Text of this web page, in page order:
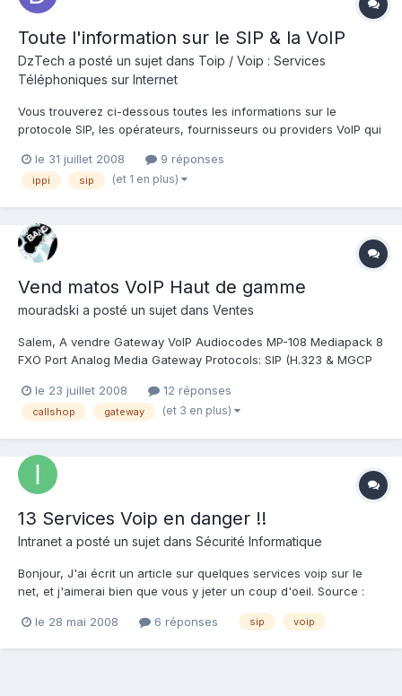
Toute l'information sur le SIP & la VoIP
DzTech a posté un sujet dans Toip / Voip : Services
Téléphoniques sur Internet
Vous trouverez ci-dessous toutes les informations sur le
protocole SIP, les opérateurs, fournisseurs ou providers VoIP qui
Qu'est ce que le SIP ? SIP signifie "Session Initiation Protocol".
C'est un protocole standard o...
le 31 juillet 2008 9 réponses
ippi sip (et 1 en plus)
Vend matos VoIP Haut de gamme
mouradski a posté un sujet dans Ventes
Salem, A vendre Gateway VoIP Audiocodes MP-108 Mediapack 8
FXO Port Analog Media Gateway Protocols: SIP (H.323 & MGCP
Analog Media Gateway product family is based on AudioCodes'
field-proven and best-of-breed VoIP techn...
le 23 juillet 2008 12 réponses
callshop gateway (et 3 en plus)
13 Services Voip en danger !!
Intranet a posté un sujet dans Sécurité Informatique
Bonjour, J'ai écrit un article sur quelques services voip sur le
net, et j'aimerai bien que vous y jeter un coup d'oeil. Source :
logiciel est le serveur n'est pas crypté, ce qui provoque un
le 28 mai 2008 6 réponses sip voip